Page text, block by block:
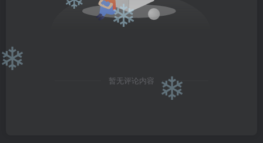
暂无评论内容
❄
❄
❄